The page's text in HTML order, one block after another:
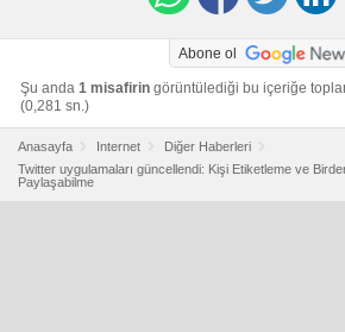
Abone ol
Şu anda 1 misafirin görüntülediği bu içeriğe
(0,281 sn.)
Anasayfa Internet
Diğer Haberleri
Twitter uygulamaları güncellendi: Kişi Etiketleme ve
Paylaşabilme